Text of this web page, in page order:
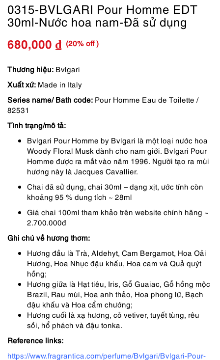
0315-BVLGARI Pour Homme EDT
30ml-Nước hoa nam-Đã sử dụng
Giá
gốc
là:
850,000 ₫.
680,000 ₫
Giá
hiện
tại
là:
(20% off )
Thương hiệu: Bvlgari
Xuất xứ: Made in Italy
Series name/ Bath code: Pour Homme Eau de Toilette /
82531
Tình trạng/mô tả:
Bvlgari Pour Homme by Bvlgari là một loại nước hoa
Woody Floral Musk dành cho nam giới. Bvlgari Pour
Homme được ra mắt vào năm 1996. Người tạo ra mùi
hương này là Jacques Cavallier.
Chai đã sử dụng, chai 30ml – dạng xịt, ước tính còn
khoảng 95 % dung tích ~ 28ml
Giá chai 100ml tham khảo trên website chính hãng ~
2.700.000đ
Ghi chú về hương thơm:
Hương đầu là Trà, Aldehyt, Cam Bergamot, Hoa Oải
Hương, Hoa Nhục đậu khấu, Hoa cam và Quả quýt
hồng;
Hương giữa là Hạt tiêu, Iris, Gỗ Guaiac, Gỗ hồng mộc
Brazil, Rau mùi, Hoa anh thảo, Hoa phong lữ, Bạch
đậu khấu và Hoa cẩm chướng;
Hương cuối là xạ hương, cỏ vetiver, tuyết tùng, rêu
sồi, hổ phách và đậu tonka.
Reference links:
https://www.fragrantica.com/perfume/Bvlgari/Bvlgari-Pour-